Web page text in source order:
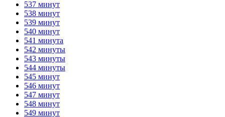
537 минут
538 минут
539 минут
540 минут
541 минута
542 минуты
543 минуты
544 минуты
545 минут
546 минут
547 минут
548 минут
549 минут